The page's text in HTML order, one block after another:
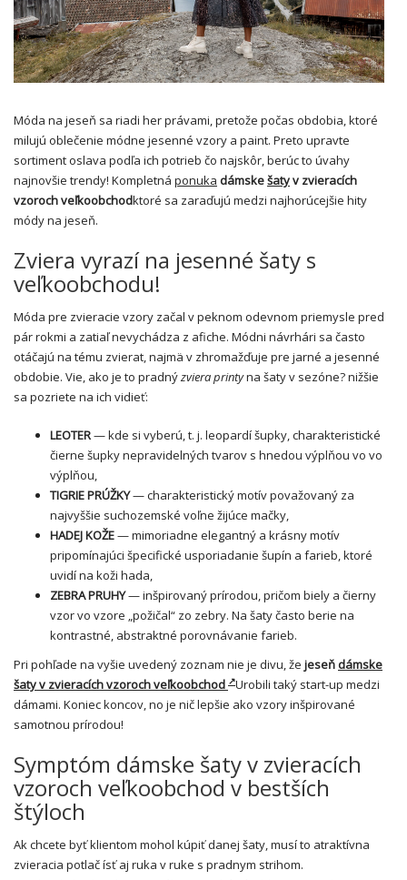
Móda na jeseň sa riadi her právami, pretože počas obdobia, ktoré
milujú oblečenie módne jesenné vzory a paint. Preto upravte
sortiment oslava podľa ich potrieb čo najskôr, berúc to úvahy
najnovšie trendy! Kompletná ponuka dámskešatyv zvieracích
vzoroch veľkoobchodktoré sa zaraďujú medzi najhorúcejšie hity
módy na jeseň.
Zviera vyrazí na jesenné šaty s
veľkoobchodu!
Móda pre zvieracie vzory začal v peknom odevnom priemysle pred
pár rokmi a zatiaľ nevychádza z afiche. Módni návrhári sa často
otáčajú na tému zvierat, najmä v zhromažďuje pre jarné a jesenné
obdobie. Vie, ako je to pradnýzviera printyna šaty v sezóne? nižšie
sa pozriete na ich vidieť:
LEOTER— kde si vyberú, t. j. leopardí šupky, charakteristické
čierne šupky nepravidelných tvarov s hnedou výplňou vo vo
výplňou,
TIGRIE PRÚŽKY— charakteristický motív považovaný za
najvyššie suchozemské voľne žijúce mačky,
HADEJ KOŽE— mimoriadne elegantný a krásny motív
pripomínajúci špecifické usporiadanie šupín a farieb, ktoré
uvidí na koži hada,
ZEBRA PRUHY— inšpirovaný prírodou, pričom biely a čierny
vzor vo vzore „požičal“ zo zebry. Na šaty často berie na
kontrastné, abstraktné porovnávanie farieb.
Pri pohľade na vyšie uvedený zoznam nie je divu, že jeseň dámske
šaty v zvieracích vzoroch veľkoobchod
Urobili taký start-up medzi
dámami. Koniec koncov, no je nič lepšie ako vzory inšpirované
samotnou prírodou!
Symptóm dámske šaty v zvieracích
vzoroch veľkoobchod v bestších
štýloch
Ak chcete byť klientom mohol kúpiť danej šaty, musí to atraktívna
zvieracia potlač ísť aj ruka v ruke s pradnym strihom.